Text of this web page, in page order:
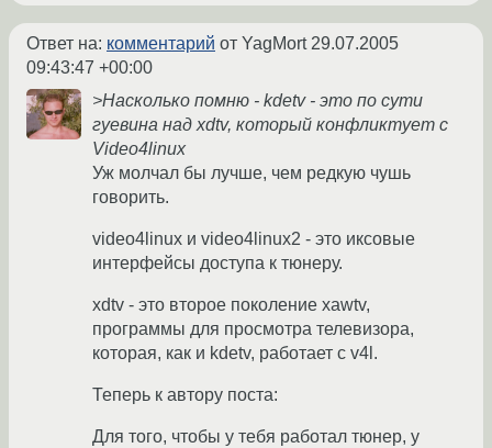
Ответ на: комментарий от YagMort29.07.2005
09:43:47 +00:00
>Насколько помню - kdetv - это по сути
гуевина над xdtv, который конфликтует с
Video4linux
Уж молчал бы лучше, чем редкую чушь
говорить.
video4linux и video4linux2 - это иксовые
интерфейсы доступа к тюнеру.
xdtv - это второе поколение xawtv,
программы для просмотра телевизора,
которая, как и kdetv, работает с v4l.
Теперь к автору поста:
Для того, чтобы у тебя работал тюнер, у